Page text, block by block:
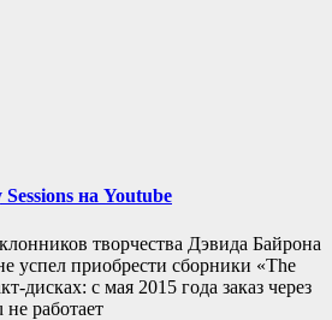
на Youtube
творчества Дэвида Байрона
успел приобрести сборники «The
дисках: с мая 2015 года заказ через
работает